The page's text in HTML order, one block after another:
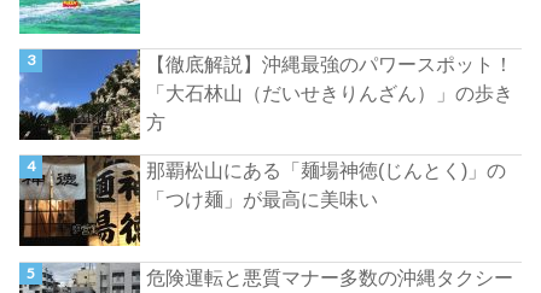
【徹底解説】沖縄最強のパワースポット！
「大石林山（だいせきりんざん）」の歩き
方
那覇松山にある「麺場神徳(じんとく)」の
「つけ麺」が最高に美味い
危険運転と悪質マナー多数の沖縄タクシー